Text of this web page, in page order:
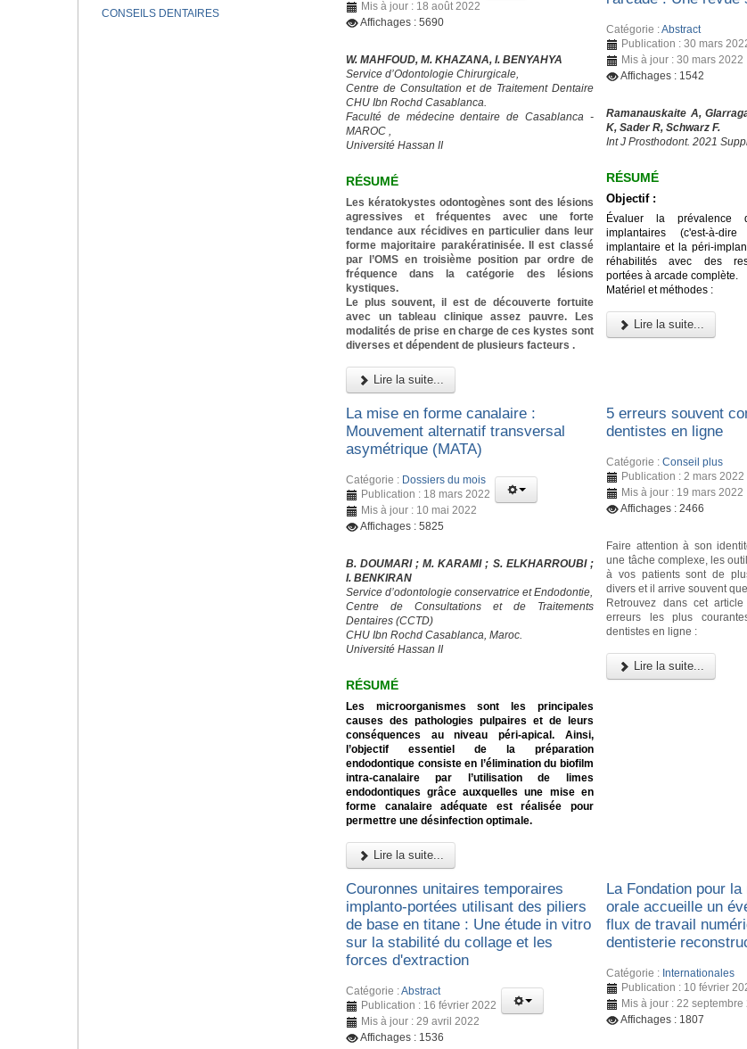
Mis à jour : 18 août 2022
Affichages : 5690
W. MAHFOUD, M. KHAZANA, I. BENYAHYA
Service d’Odontologie Chirurgicale,
Centre de Consultation et de Traitement Dentaire
CHU Ibn Rochd Casablanca.
Faculté de médecine dentaire de Casablanca -
MAROC ,
Université Hassan II
RÉSUMÉ
Les kératokystes odontogènes sont des lésions
agressives et fréquentes avec une forte
tendance aux récidives en particulier dans leur
forme majoritaire parakératinisée. Il est classé
par l’OMS en troisième position par ordre de
fréquence dans la catégorie des lésions
kystiques.
Le plus souvent, il est de découverte fortuite
avec un tableau clinique assez pauvre. Les
modalités de prise en charge de ces kystes sont
diverses et dépendent de plusieurs facteurs .
Lire la suite...
Catégorie :Abstract
Publication : 30 mars
Mis à jour : 30 mars 2022
Affichages : 1542
Ramanauskaite A,
K, Sader R, Schwarz F.
Int J Prosthodont. 2021
RÉSUMÉ
Objectif :
Évaluer la prévalence
implantaires (c'est-à-
implantaire et la péri-
réhabilités avec des
portées à arcade complète.
Matériel et méthodes :
Lire la suite...
La mise en forme canalaire :
Mouvement alternatif transversal
asymétrique (MATA)
Catégorie : Dossiers du mois
Publication : 18 mars 2022
Mis à jour : 10 mai 2022
Affichages : 5825
B. DOUMARI ; M. KARAMI ; S. ELKHARROUBI ;
I. BENKIRAN
Service d’odontologie conservatrice et Endodontie,
Centre de Consultations et de Traitements
Dentaires (CCTD)
CHU Ibn Rochd Casablanca, Maroc.
Université Hassan II
RÉSUMÉ
Les microorganismes sont les principales
causes des pathologies pulpaires et de leurs
conséquences au niveau péri-apical. Ainsi,
l’objectif essentiel de la préparation
endodontique consiste en l’élimination du biofilm
intra-canalaire par l’utilisation de limes
endodontiques grâce auxquelles une mise en
forme canalaire adéquate est réalisée pour
permettre une désinfection optimale.
Lire la suite...
5 erreurs souvent
dentistes en ligne
Catégorie :Conseil plus
Publication : 2 mars 2022
Mis à jour : 19 mars 2022
Affichages : 2466
Faire attention à son
une tâche complexe, les
à vos patients sont de
divers et il arrive souvent
Retrouvez dans cet
erreurs les plus
dentistes en ligne :
Lire la suite...
Couronnes unitaires temporaires
implanto-portées utilisant des piliers
de base en titane : Une étude in vitro
sur la stabilité du collage et les
forces d'extraction
Catégorie :Abstract
Publication : 16 février 2022
Mis à jour : 29 avril 2022
Affichages : 1536
La Fondation pour
orale accueille un
flux de travail
dentisterie
Catégorie : Internationales
Publication : 10 février
Mis à jour : 22 septembre
Affichages : 1807
CONSEILS DENTAIRES